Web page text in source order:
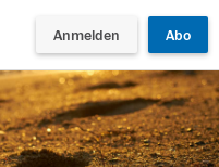
Anmelden Abo